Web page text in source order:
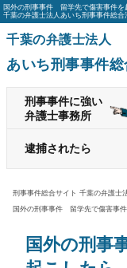
国外の刑事事件 留学先で傷害事件を
千葉の弁護士法人あいち刑事事件総合
千葉の弁護士法人
あいち刑事事件
刑事事件に強い
弁護士事務所
逮捕されたら
刑事事件総合サイト 千葉の弁護士
国外の刑事事件 留学先で傷害事
国外の刑事